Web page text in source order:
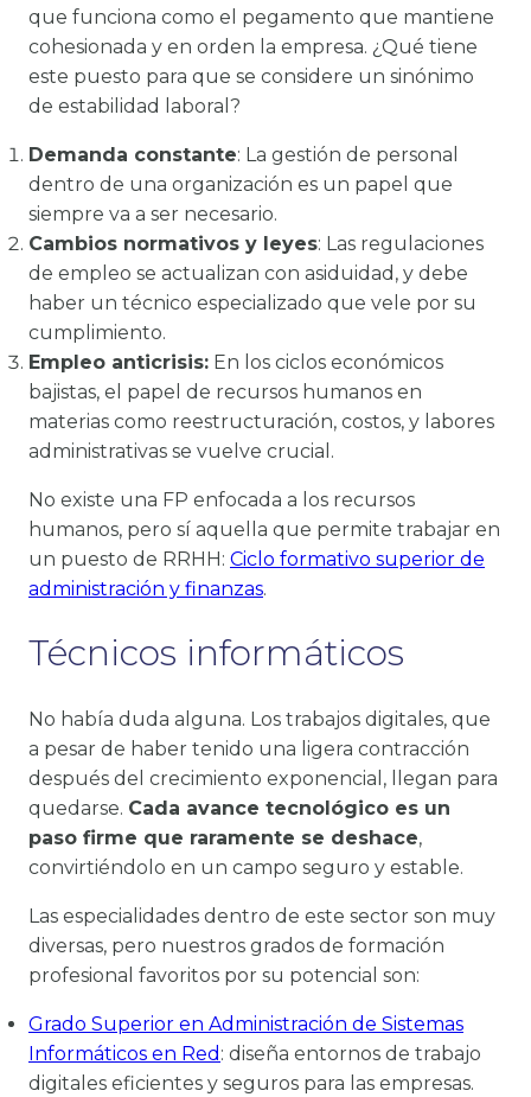
que funciona como el pegamento que mantiene
cohesionada y en orden la empresa. ¿Qué tiene
este puesto para que se considere un sinónimo
de estabilidad laboral?
Demanda constante: La gestión de personal
dentro de una organización es un papel que
siempre va a ser necesario.
Cambios normativos y leyes: Las regulaciones
de empleo se actualizan con asiduidad, y debe
haber un técnico especializado que vele por su
cumplimiento.
Empleo anticrisis: En los ciclos económicos
bajistas, el papel de recursos humanos en
materias como reestructuración, costos, y labores
administrativas se vuelve crucial.
No existe una FP enfocada a los recursos
humanos, pero sí aquella que permite trabajar en
un puesto de RRHH: Ciclo formativo superior de
administración y finanzas.
Técnicos informáticos
No había duda alguna. Los trabajos digitales, que
a pesar de haber tenido una ligera contracción
después del crecimiento exponencial, llegan para
quedarse. Cada avance tecnológico es un
paso firme que raramente se deshace,
convirtiéndolo en un campo seguro y estable.
Las especialidades dentro de este sector son muy
diversas, pero nuestros grados de formación
profesional favoritos por su potencial son:
Grado Superior en Administración de Sistemas
Informáticos en Red : diseña entornos de trabajo
digitales eficientes y seguros para las empresas.